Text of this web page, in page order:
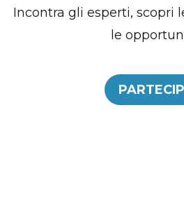
Incontra gli esperti, scopri
le